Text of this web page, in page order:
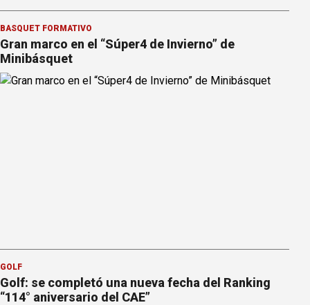
BÁSQUET FORMATIVO
Gran marco en el “Súper4 de Invierno” de
Minibásquet
GOLF
Golf: se completó una nueva fecha del Ranking
“114° aniversario del CAE”